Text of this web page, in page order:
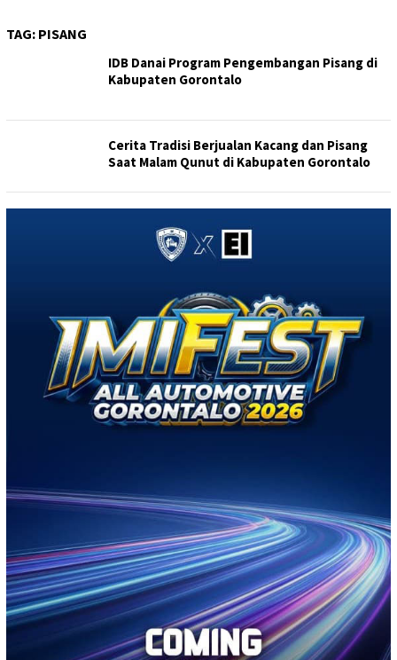
TAG: PISANG
IDB Danai Program Pengembangan Pisang di
Kabupaten Gorontalo
Cerita Tradisi Berjualan Kacang dan Pisang
Saat Malam Qunut di Kabupaten Gorontalo